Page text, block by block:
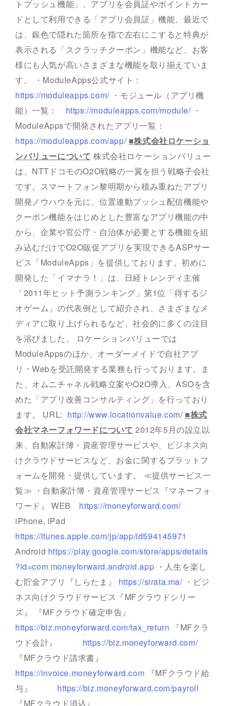
トプッシュ機能」、アプリを会員証やポイントカー
ドとして利用できる「アプリ会員証」機能、最近で
は、銀色で隠れた箇所を指で左右にこすると特典が
表示される「スクラッチクーポン」機能など、お客
様にも人気が高いさまざまな機能を取り揃えていま
す。 ・ModuleApps公式サイト：
https://moduleapps.com/・モジュール（アプリ機
能）一覧： https://moduleapps.com/module/・
ModuleAppsで開発されたアプリ一覧：
https://moduleapps.com/app/ ■株式会社ロケーショ
ンバリューについて 株式会社ロケーションバリュー
は、NTTドコモのO2O戦略の一翼を担う戦略子会社
です。スマートフォン黎明期から積み重ねたアプリ
開発ノウハウを元に、位置連動プッシュ配信機能や
クーポン機能をはじめとした豊富なアプリ機能の中
から、企業や官公庁・自治体が必要とする機能を組
み込むだけでO2O販促アプリを実現できるASPサー
ビス「ModuleApps」を提供しております。初めに
開発した「イマナラ！」は、日経トレンディ主催
「2011年ヒット予測ランキング」第1位「得するジ
オゲーム」の代表例として紹介され、さまざまなメ
ディアに取り上げられるなど、社会的に多くの注目
を浴びました。 ロケーションバリューでは
ModuleAppsのほか、オーダーメイドで自社アプ
リ・Webを受託開発する業務も行っております。ま
た、オムニチャネル戦略立案やO2O導入、ASOを含
めた「アプリ改善コンサルティング」を行っており
ます。 URL: http://www.locationvalue.com/ ■株式
会社マネーフォワードについて 2012年5月の設立以
来、自動家計簿・資産管理サービスや、ビジネス向
けクラウドサービスなど、お金に関するプラットフ
ォームを開発・提供しています。 ≪提供サービス一
覧≫ ・自動家計簿・資産管理サービス『マネーフォ
ワード』 WEB https://moneyforward.com/
iPhone, iPad
https://itunes.apple.com/jp/app/id594145971
Android https://play.google.com/store/apps/details
?id=com.moneyforward.android.app ・人生を楽し
む貯金アプリ『しらたま』 https://sirata.ma/・ビジ
ネス向けクラウドサービス『MFクラウドシリー
ズ』 『MFクラウド確定申告』
https://biz.moneyforward.com/tax_return 『MFクラ
ウド会計』 https://biz.moneyforward.com/
『MFクラウド請求書』
https://invoice.moneyforward.com 『MFクラウド給
与』 https://biz.moneyforward.com/payroll
『MFクラウド消込』